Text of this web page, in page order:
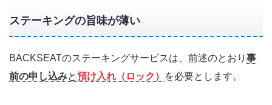
ステーキングの旨味が薄い
BACKSEATのステーキングサービスは、前述のとおり 事
前の申し込みと預け入れ（ロック） を必要とします。